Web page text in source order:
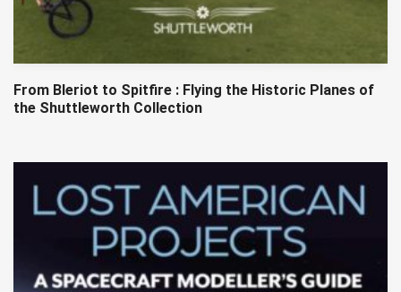
From Bleriot to Spitfire : Flying the Historic Planes of
the Shuttleworth Collection